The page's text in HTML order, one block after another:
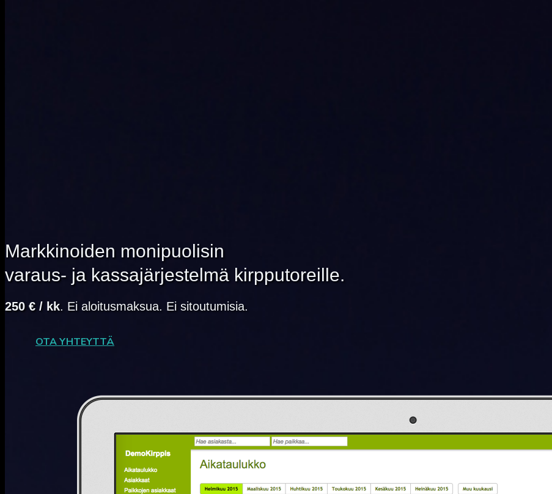
Markkinoiden monipuolisin
varaus- ja kassajärjestelmä kirpputoreille.
250 € / kk. Ei aloitusmaksua. Ei sitoutumisia.
OTA YHTEYTTÄ